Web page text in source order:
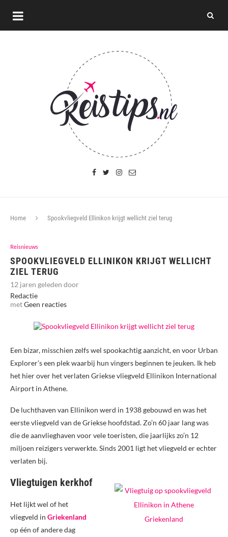
Home Spookvliegveld Ellinikon krijgt wellicht ziel terug
Reisnieuws
SPOOKVLIEGVELD ELLINIKON KRIJGT WELLICHT
ZIEL TERUG
12 jaren geleden door
Redactie
metGeen reacties
Een bizar, misschien zelfs wel spookachtig aanzicht, en voor Urban
Explorer’s een plek waarbij hun vingers beginnen te jeuken. Ik heb
het hier over het verlaten Griekse vliegveld Ellinikon International
Airport in Athene.
De luchthaven van Ellinikon werd in 1938 gebouwd en was het
eerste vliegveld van de Griekse hoofdstad. Zo’n 60 jaar lang was
die de aanvlieghaven voor vele toeristen, die jaarlijks zo’n 12
miljoen reizigers verwerkte. Sinds 2001 ligt het vliegveld er echter
verlaten bij.
Vliegtuigen kerkhof
Het lijkt wel of het
vliegveld in Griekenland
op één of andere dag